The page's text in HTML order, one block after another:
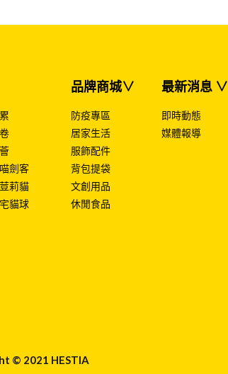
劍客
莉貓
貓球
品牌商城∨
防疫專區
居家生活
服飾配件
背包提袋
文創用品
休閒食品
最新消息 ∨
即時動態
媒體報導
© 2021 HESTIA